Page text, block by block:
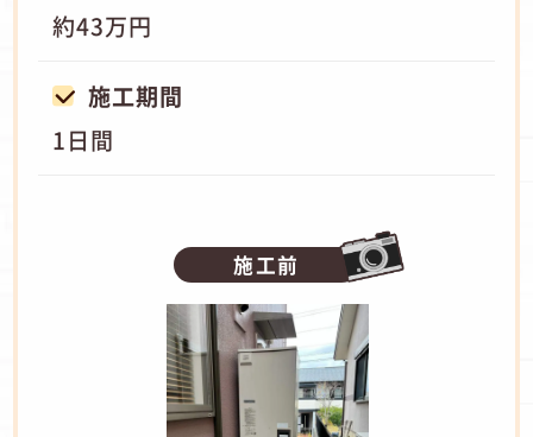
約43万円
施工期間
1日間
施工前